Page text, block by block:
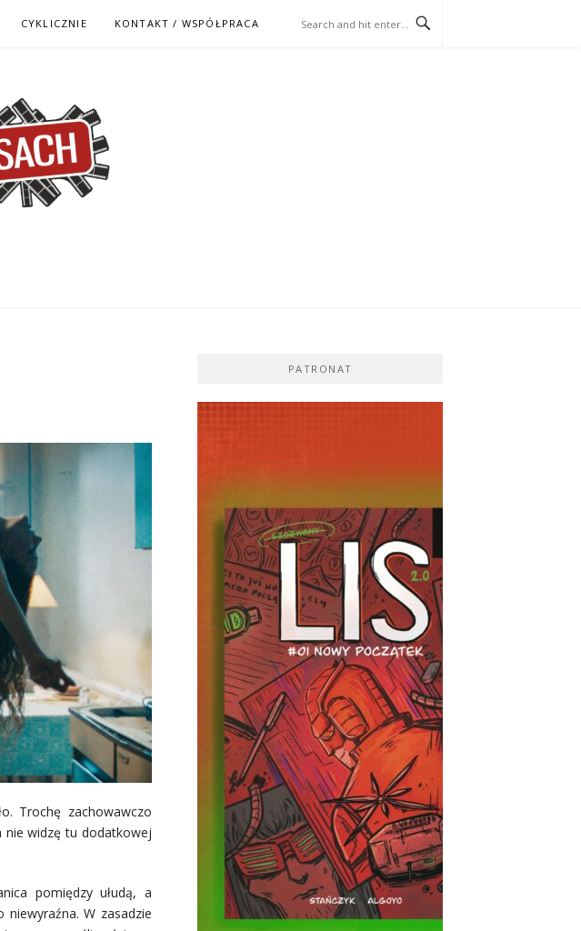
CYKLICZNIE KONTAKT / WSPÓŁPRACA
Trochę zachowawczo
nie widzę tu dodatkowej
pomiędzy ułudą, a
niewyraźna. W zasadzie
PATRONAT